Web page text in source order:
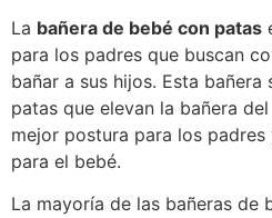
La bañera de bebé con patas
para los padres que buscan
bañar a sus hijos. Esta
patas que elevan la bañera
mejor postura para los
para el bebé.
La mayoría de las bañeras de